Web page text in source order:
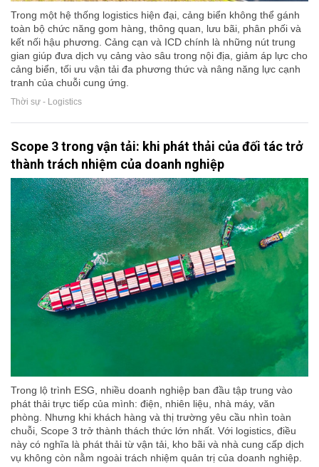
Trong một hệ thống logistics hiện đại, cảng biển không thể gánh
toàn bộ chức năng gom hàng, thông quan, lưu bãi, phân phối và
kết nối hậu phương. Cảng cạn và ICD chính là những nút trung
gian giúp đưa dịch vụ cảng vào sâu trong nội địa, giảm áp lực cho
cảng biển, tối ưu vận tải đa phương thức và nâng năng lực cạnh
tranh của chuỗi cung ứng.
Thời sự - Logistics
Scope 3 trong vận tải: khi phát thải của đối tác trở
thành trách nhiệm của doanh nghiệp
Trong lộ trình ESG, nhiều doanh nghiệp ban đầu tập trung vào
phát thải trực tiếp của mình: điện, nhiên liệu, nhà máy, văn
phòng. Nhưng khi khách hàng và thị trường yêu cầu nhìn toàn
chuỗi, Scope 3 trở thành thách thức lớn nhất. Với logistics, điều
này có nghĩa là phát thải từ vận tải, kho bãi và nhà cung cấp dịch
vụ không còn nằm ngoài trách nhiệm quản trị của doanh nghiệp.